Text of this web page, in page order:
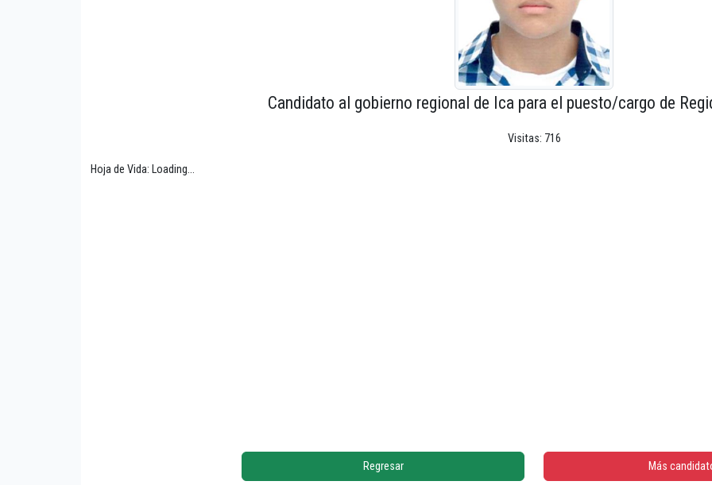
Candidato al gobierno regional de Ica para el puesto/cargo de
Visitas: 716
Hoja de Vida: Loading...
Regresar Más